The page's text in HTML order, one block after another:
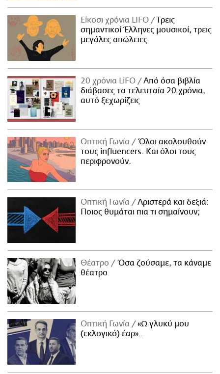
Είκοσι χρόνια LIFO
Tρεις
σημαντικοί Έλληνες μουσικοί, τρεις
μεγάλες απώλειες
20 χρόνια LiFO
Από όσα βιβλία
διάβασες τα τελευταία 20 χρόνια,
αυτό ξεχωρίζεις
Οπτική Γωνία
Όλοι ακολουθούν
τους influencers. Και όλοι τους
περιφρονούν.
Οπτική Γωνία
Αριστερά και δεξιά:
Ποιος θυμάται πια τι σημαίνουν;
Θέατρο
Όσα ζούσαμε, τα κάναμε
θέατρο
Οπτική Γωνία
«Ω γλυκύ μου
(εκλογικό) έαρ»…